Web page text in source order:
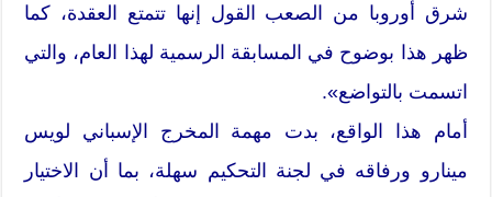
شرق أوروبا من الصعب القول إنها تتمتع العقدة، كما
ظهر هذا بوضوح في المسابقة الرسمية لهذا العام، والتي
اتسمت بالتواضع».
أمام هذا الواقع، بدت مهمة المخرج الإسباني لويس
مينارو ورفاقه في لجنة التحكيم سهلة، بما أن الاختيار